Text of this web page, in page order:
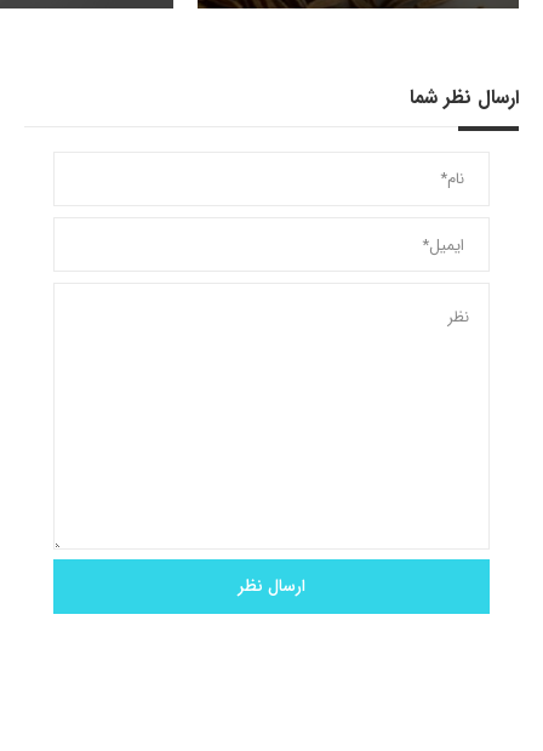
ارسال نظر شما